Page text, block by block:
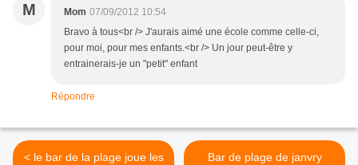
M Mom 07/09/2012 10:54
Bravo à tous<br /> J'aurais aimé une école comme celle-ci,
pour moi, pour mes enfants.<br /> Un jour peut-être y
entrainerais-je un "petit" enfant
Répondre
< le bar de la plage joue les
Bar de plage de janvry